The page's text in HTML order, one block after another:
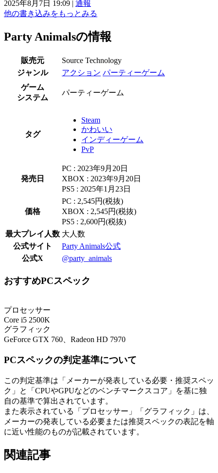
2025年8月7日 19:09
通報
他の書き込みをもっとみる
Party Animalsの情報
販売元
Source Technology
ジャンル
アクション パーティーゲーム
ゲーム
システム
パーティーゲーム
タグ
Steam
かわいい
インディーゲーム
PvP
発売日
PC : 2023年9月20日
XBOX : 2023年9月20日
PS5 : 2025年1月23日
価格
PC : 2,545円(税抜)
XBOX : 2,545円(税抜)
PS5 : 2,600円(税抜)
最大プレイ人数 大人数
公式サイト
Party Animals公式
公式X
@party_animals
おすすめPCスペック
プロセッサー
Core i5 2500K
グラフィック
GeForce GTX 760、Radeon HD 7970
PCスペックの判定基準について
この判定基準は「メーカーが発表している必要・推奨スペッ
ク」と「CPUやGPUなどのベンチマークスコア」を基に独
自の基準で算出されています。
また表示されている「プロセッサー」「グラフィック」は、
メーカーの発表している必要または推奨スペックの表記を軸
に近い性能のものが記載されています。
関連記事